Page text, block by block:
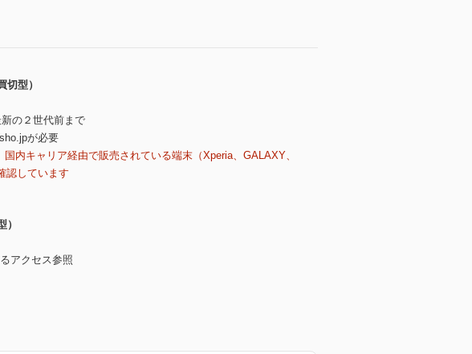
型）
の２世代前まで
が必要
内キャリア経由で販売されている端末（Xperia、GALAXY、
認しています
アクセス参照